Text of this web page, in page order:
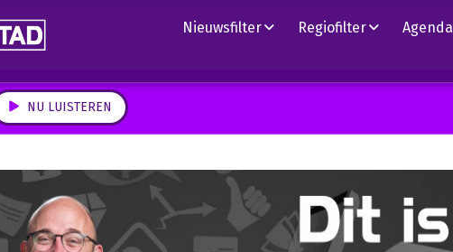
Nieuwsfilter Regiofilter Agenda
NU LUISTEREN